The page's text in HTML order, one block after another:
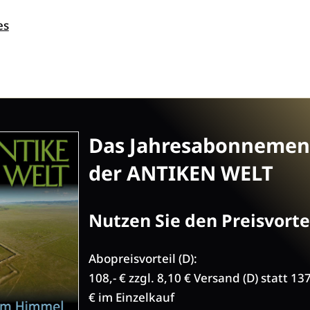
Das
der ANTIKEN WELT
Nutzen Sie den
Abopreisvorteil (D):
108,- € zzgl. 8,10 € Versand (D) statt
€ im Einzelkauf